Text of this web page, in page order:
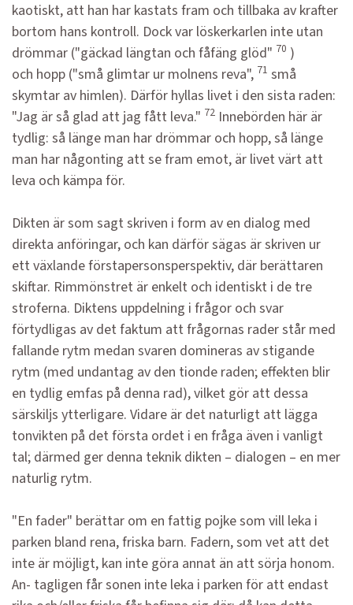
kaotiskt, att han har kastats fram och tillbaka av krafter
bortom hans kontroll. Dock var löskerkarlen inte utan
drömmar ("gäckad längtan och fåfäng glöd" 70 )
och hopp ("små glimtar ur molnens reva", 71 små
skymtar av himlen). Därför hyllas livet i den sista raden:
"Jag är så glad att jag fått leva." 72 Innebörden här är
tydlig: så länge man har drömmar och hopp, så länge
man har någonting att se fram emot, är livet värt att
leva och kämpa för.
Dikten är som sagt skriven i form av en dialog med
direkta anföringar, och kan därför sägas är skriven ur
ett växlande förstapersonsperspektiv, där berättaren
skiftar. Rimmönstret är enkelt och identiskt i de tre
stroferna. Diktens uppdelning i frågor och svar
förtydligas av det faktum att frågornas rader står med
fallande rytm medan svaren domineras av stigande
rytm (med undantag av den tionde raden; effekten blir
en tydlig emfas på denna rad), vilket gör att dessa
särskiljs ytterligare. Vidare är det naturligt att lägga
tonvikten på det första ordet i en fråga även i vanligt
tal; därmed ger denna teknik dikten – dialogen – en mer
naturlig rytm.
"En fader" berättar om en fattig pojke som vill leka i
parken bland rena, friska barn. Fadern, som vet att det
inte är möjligt, kan inte göra annat än att sörja honom.
An- tagligen får sonen inte leka i parken för att endast